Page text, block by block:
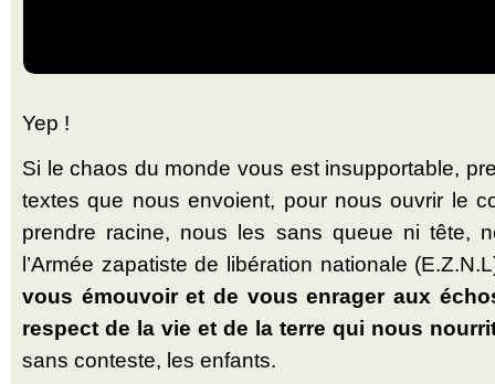
Yep !
Si le chaos du monde vous est insupportable,
textes que nous envoient, pour nous ouvrir le
prendre racine, nous les sans queue ni tête,
l’Armée zapatiste de libération nationale
vous émouvoir et de vous enrager aux
respect de la vie et de la terre qui nous
sans conteste, les enfants.